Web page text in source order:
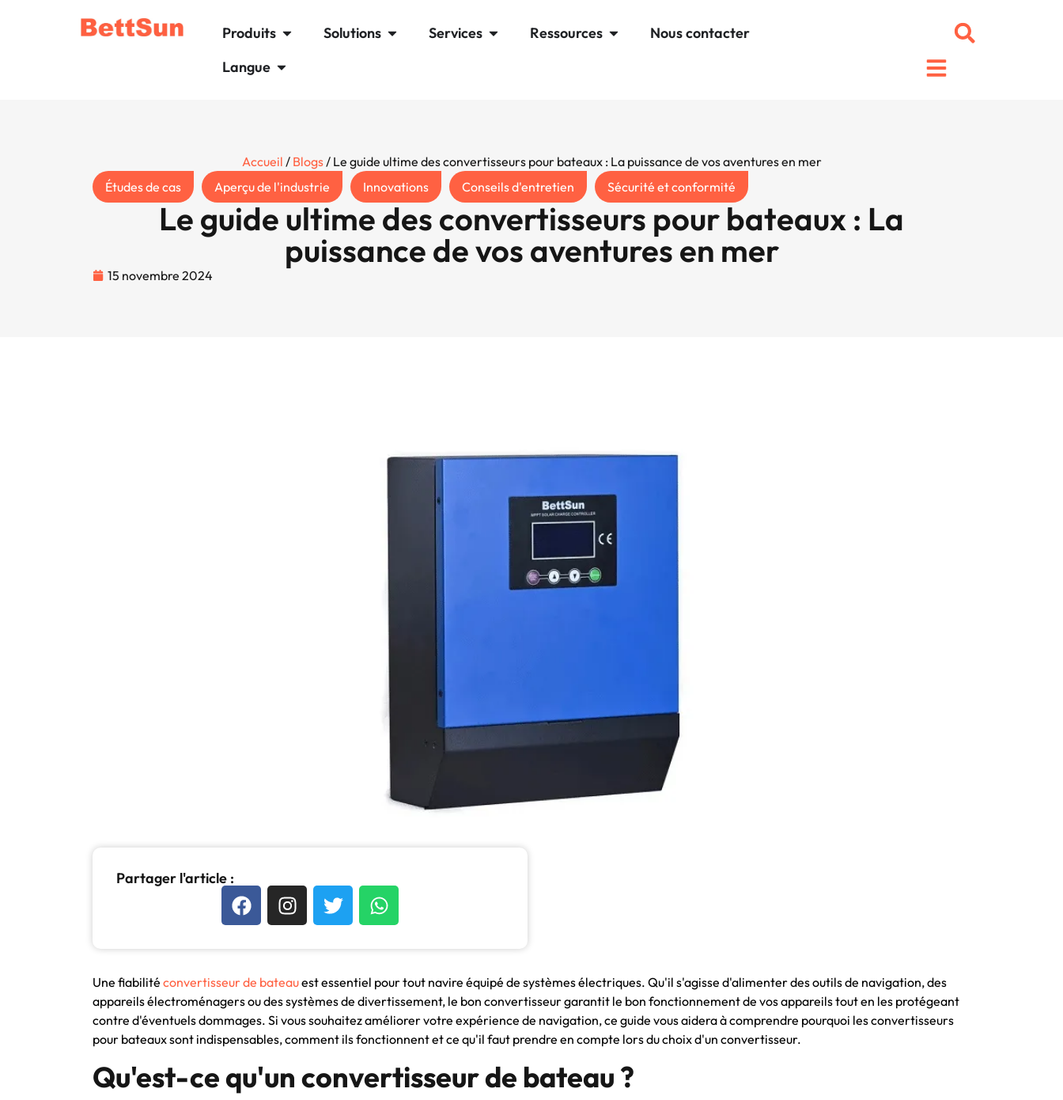
Produits Solutions Services Ressources
Nous contacter
Langue
Accueil / Blogs/ Le guide ultime des convertisseurs pour bateaux : La puissance de vos aventures en mer
Études de cas
Aperçu de l'industrie Innovations Conseils d'entretien Sécurité et conformité
Le guide ultime des convertisseurs pour bateaux : La
puissance de vos aventures en mer
15 novembre 2024
Partager l'article :
Une fiabilité convertisseur de bateauest essentiel pour tout navire équipé de systèmes électriques. Qu'il s'agisse d'alimenter des outils de navigation, des
appareils électroménagers ou des systèmes de divertissement, le bon convertisseur garantit le bon fonctionnement de vos appareils tout en les protégeant
contre d'éventuels dommages. Si vous souhaitez améliorer votre expérience de navigation, ce guide vous aidera à comprendre pourquoi les convertisseurs
pour bateaux sont indispensables, comment ils fonctionnent et ce qu'il faut prendre en compte lors du choix d'un convertisseur.
Qu'est-ce qu'un convertisseur de bateau ?